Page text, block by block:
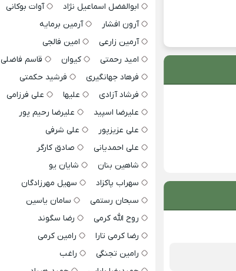
ابوالفضل اسماعیل نژاد
آوات بوکانی
آرون افشار
آرمین برمایه
آرمین زارعی
امین فالجی
امید رحمتی
کیوان
قاسم فاضلی
فرهاد جهانگیری
فرشید حکمتی
فرشاد آزادی
علیها
علی فرزامی
علیرضا اسپید
علیرضا رحیم پور
علی عزیزپور
علی شرفی
علی احمدیانی
صادق کارگر
شاهین بنان
شایان یو
سهراب پاکزاد
سهیل مهرزادگان
سبحان رستمی
سامان یاسین
روح الله کرمی
رضا سگوند
رضا کرمی تارا
رامین کرمی
رامین تجنگی
راغب